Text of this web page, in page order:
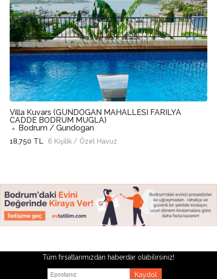
Villa Kuvars (GUNDOGAN MAHALLESI FARILYA
CADDE BODRUM MUGLA)
Bodrum / Gundogan
18,750 TL 6 Kişilik / Özel Havuz
Tüm fırsatlarımızdan haberdar olabilirsiniz!
Kaydol